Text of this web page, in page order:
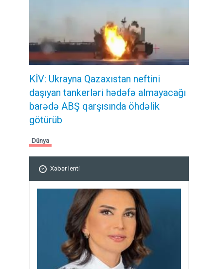
KİV: Ukrayna Qazaxıstan neftini
daşıyan tankerləri hədəfə almayacağı
barədə ABŞ qarşısında öhdəlik
götürüb
Dünya
Xəbər lenti